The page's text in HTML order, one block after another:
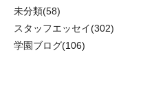
未分類(58)
スタッフエッセイ(302)
学園ブログ(106)